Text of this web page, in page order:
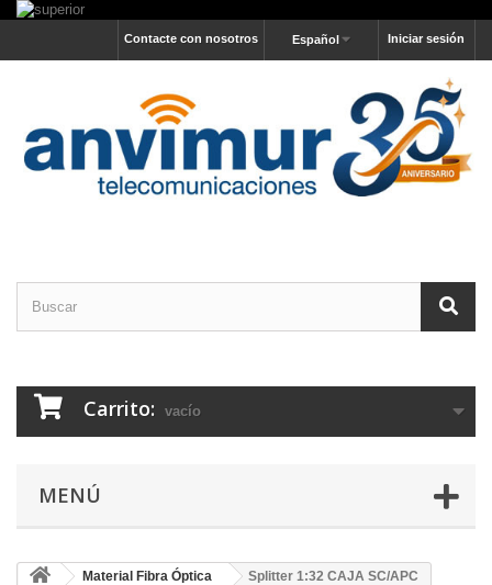
Iniciar sesión
Español
Contacte con nosotros
Carrito: vacío
MENÚ
Material Fibra Óptica Splitter 1:32 CAJA SC/APC